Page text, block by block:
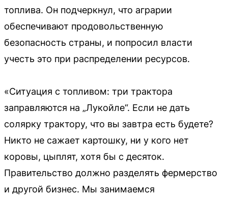
топлива. Он подчеркнул, что аграрии
обеспечивают продовольственную
безопасность страны, и попросил власти
учесть это при распределении ресурсов.
«Ситуация с топливом: три трактора
заправляются на „Лукойле“. Если не дать
солярку трактору, что вы завтра есть будете?
Никто не сажает картошку, ни у кого нет
коровы, цыплят, хотя бы с десяток.
Правительство должно разделять фермерство
и другой бизнес. Мы занимаемся